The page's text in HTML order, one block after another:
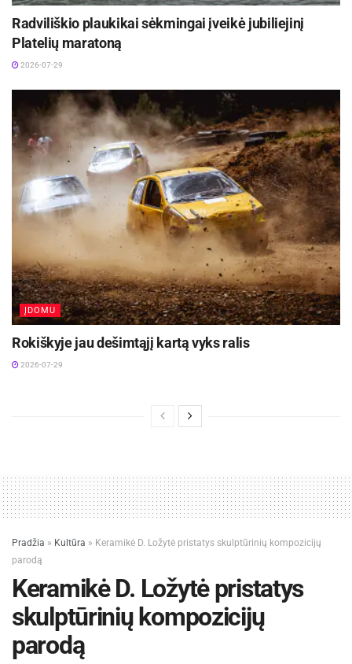
Radviliškio plaukikai sėkmingai įveikė jubiliejinį
Platelių maratoną
2026-07-29
ĮDOMU
Rokiškyje jau dešimtąjį kartą vyks ralis
2026-07-29
Pradžia » Kultūra » Keramikė D. Ložytė pristatys skulptūrinių kompozicijų
parodą
Keramikė D. Ložytė pristatys
skulptūrinių kompozicijų
parodą